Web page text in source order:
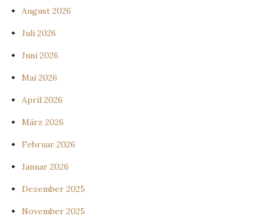
August 2026
Juli 2026
Juni 2026
Mai 2026
April 2026
März 2026
Februar 2026
Januar 2026
Dezember 2025
November 2025